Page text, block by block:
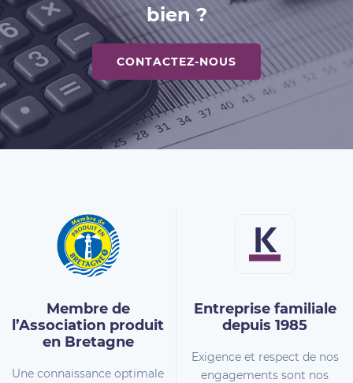
bien ?
CONTACTEZ-NOUS
Membre de
l’Association produit
en Bretagne
Une connaissance optimale
Entreprise familiale
depuis 1985
Exigence et respect de nos
engagements sont nos